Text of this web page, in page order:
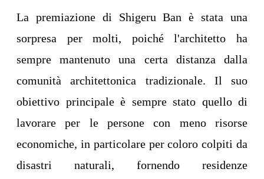
La premiazione di Shigeru Ban è stata una
sorpresa per molti, poiché l'architetto ha
sempre mantenuto una certa distanza dalla
comunità architettonica tradizionale. Il suo
obiettivo principale è sempre stato quello di
lavorare per le persone con meno risorse
economiche, in particolare per coloro colpiti da
disastri naturali, fornendo residenze